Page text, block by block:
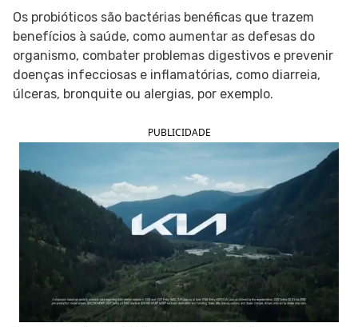
SIGA O TUA SAÚDE NAS REDES SOCIAIS
Os probióticos são bactérias benéficas que trazem
benefícios à saúde, como aumentar as defesas do
organismo, combater problemas digestivos e prevenir
doenças infecciosas e inflamatórias, como diarreia,
úlceras, bronquite ou alergias, por exemplo.
PUBLICIDADE